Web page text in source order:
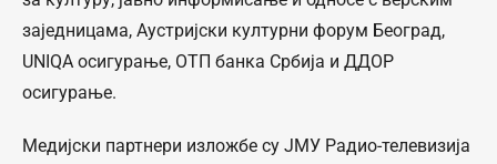
заједницама, Аустријски културни форум Београд,
UNIQA осигурање, ОТП банка Србија и ДДОР
осигурање.
Медијски партнери изложбе су ЈМУ Радио-телевизија